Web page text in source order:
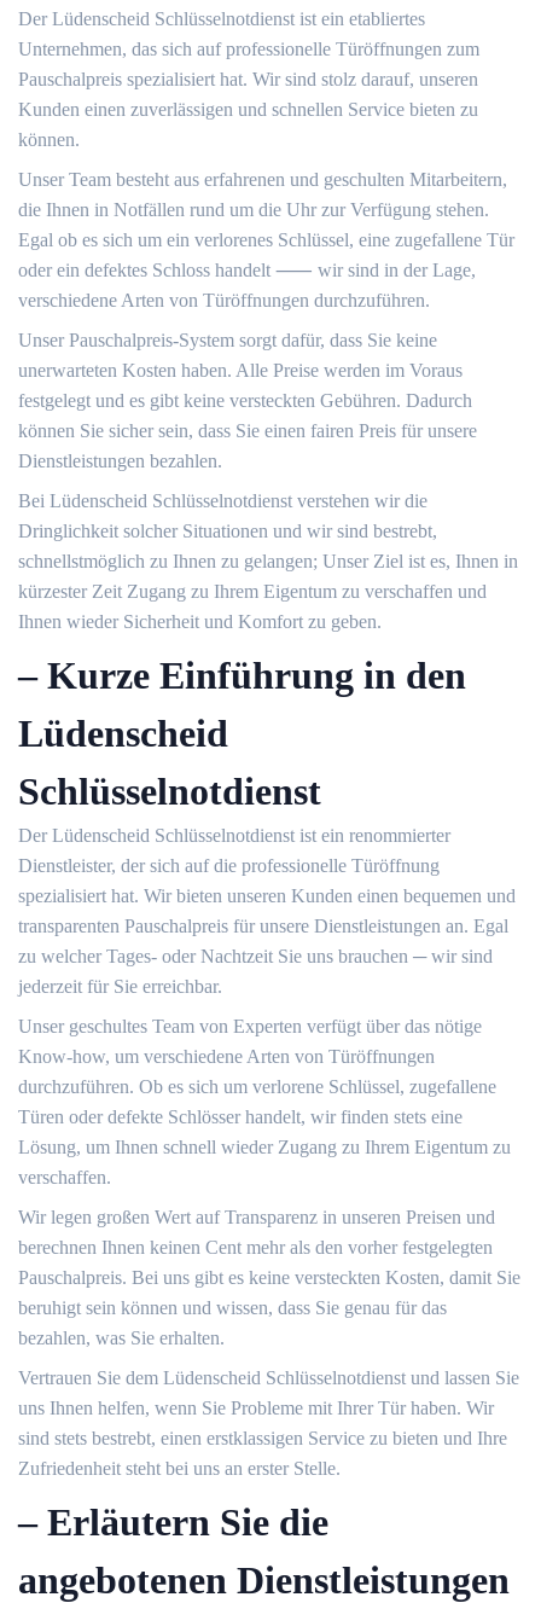
Der Lüdenscheid Schlüsselnotdienst ist ein etabliertes
Unternehmen, das sich auf professionelle Türöffnungen zum
Pauschalpreis spezialisiert hat.​ Wir sind stolz darauf, unseren
Kunden einen zuverlässigen und schnellen Service bieten zu
können.​
Unser Team besteht aus erfahrenen und geschulten Mitarbeitern,
die Ihnen in Notfällen rund um die Uhr zur Verfügung stehen.​
Egal ob es sich um ein verlorenes Schlüssel, eine zugefallene Tür
oder ein defektes Schloss handelt ⸺ wir sind in der Lage,
verschiedene Arten von Türöffnungen durchzuführen.​
Unser Pauschalpreis-System sorgt dafür, dass Sie keine
unerwarteten Kosten haben.​ Alle Preise werden im Voraus
festgelegt und es gibt keine versteckten Gebühren.​ Dadurch
können Sie sicher sein, dass Sie einen fairen Preis für unsere
Dienstleistungen bezahlen.​
Bei Lüdenscheid Schlüsselnotdienst verstehen wir die
Dringlichkeit solcher Situationen und wir sind bestrebt,
schnellstmöglich zu Ihnen zu gelangen; Unser Ziel ist es, Ihnen in
kürzester Zeit Zugang zu Ihrem Eigentum zu verschaffen und
Ihnen wieder Sicherheit und Komfort zu geben.​
– Kurze Einführung in den
Lüdenscheid
Schlüsselnotdienst
Der Lüdenscheid Schlüsselnotdienst ist ein renommierter
Dienstleister, der sich auf die professionelle Türöffnung
spezialisiert hat.​ Wir bieten unseren Kunden einen bequemen und
transparenten Pauschalpreis für unsere Dienstleistungen an.​ Egal
zu welcher Tages- oder Nachtzeit Sie uns brauchen ─ wir sind
jederzeit für Sie erreichbar.​
Unser geschultes Team von Experten verfügt über das nötige
Know-how, um verschiedene Arten von Türöffnungen
durchzuführen.​ Ob es sich um verlorene Schlüssel, zugefallene
Türen oder defekte Schlösser handelt, wir finden stets eine
Lösung, um Ihnen schnell wieder Zugang zu Ihrem Eigentum zu
verschaffen.​
Wir legen großen Wert auf Transparenz in unseren Preisen und
berechnen Ihnen keinen Cent mehr als den vorher festgelegten
Pauschalpreis. Bei uns gibt es keine versteckten Kosten, damit Sie
beruhigt sein können und wissen, dass Sie genau für das
bezahlen, was Sie erhalten.​
Vertrauen Sie dem Lüdenscheid Schlüsselnotdienst und lassen Sie
uns Ihnen helfen, wenn Sie Probleme mit Ihrer Tür haben. Wir
sind stets bestrebt, einen erstklassigen Service zu bieten und Ihre
Zufriedenheit steht bei uns an erster Stelle.​
– Erläutern Sie die
angebotenen Dienstleistungen